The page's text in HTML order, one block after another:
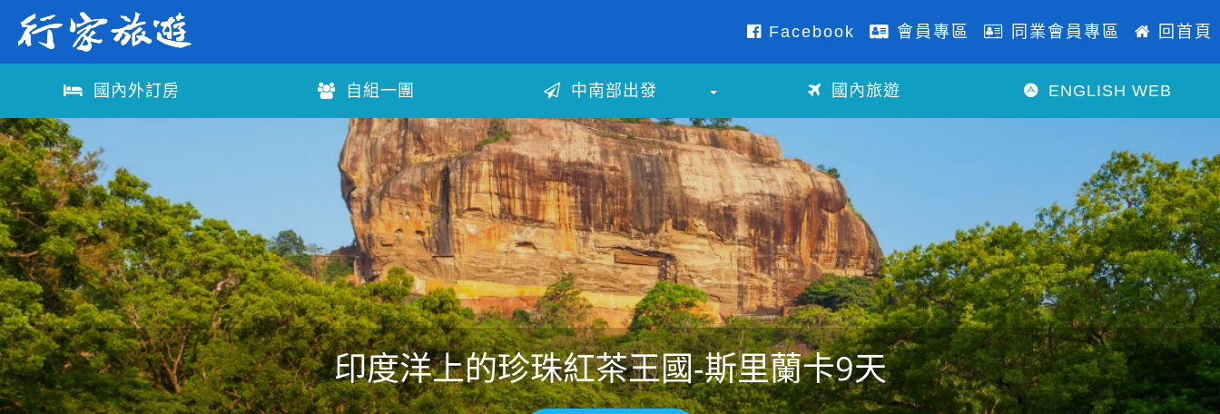
Facebook 會員專區 同業會員專區 回首頁
國內外訂房 自組一團 中南部出發 國內旅遊 ENGLISH WEB
印度洋上的珍珠紅茶王國-斯里蘭卡9天